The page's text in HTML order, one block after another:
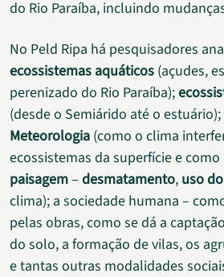
do Rio Paraíba, incluindo
No Peld Ripa há pesquisadores
ecossistemas aquáticos (açudes,
perenizado do Rio Paraíba);
(desde o Semiárido até o estuário);
Meteorologia (como o clima
ecossistemas da superfície e como
paisagem– desmatamento, uso
clima); a sociedade humana –
pelas obras, como se dá a
do solo, a formação de vilas, os
e tantas outras modalidades